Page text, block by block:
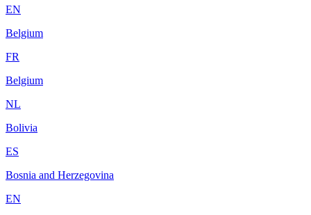
EN
Belgium
FR
Belgium
NL
Bolivia
ES
Bosnia and Herzegovina
EN